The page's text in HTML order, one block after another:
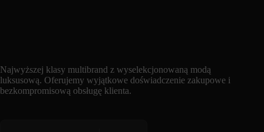
Najwyższej klasy multibrand z wyselekcjonowaną modą
luksusową. Oferujemy wyjątkowe doświadczenie zakupowe i
bezkompromisową obsługę klienta.